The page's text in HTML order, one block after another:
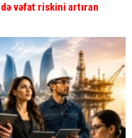
vəfat riskini artıran